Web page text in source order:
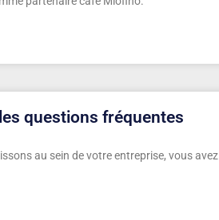
questions fréquentes
au sein de votre entreprise, vous avez